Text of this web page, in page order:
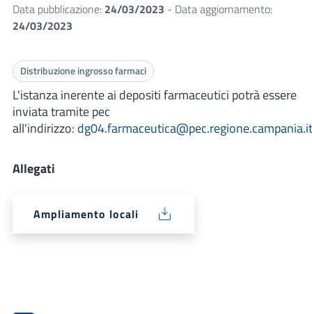
Data pubblicazione: 24/03/2023 - Data aggiornamento:
24/03/2023
Distribuzione ingrosso farmaci
L'istanza inerente ai depositi farmaceutici potrà essere
inviata tramite pec
all'indirizzo: dg04.farmaceutica@pec.regione.campania.it
Allegati
Ampliamento locali